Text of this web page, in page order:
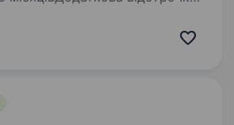
+1 місяць до загальної